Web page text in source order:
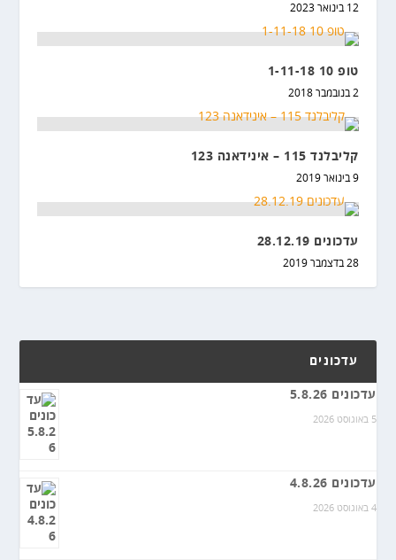
12 בינואר 2023
טופ 10 1-11-18
2 בנובמבר 2018
קליבלנד 115 – אינידאנה 123
9 בינואר 2019
עדכונים 28.12.19
28 בדצמבר 2019
עדכונים
עדכונים 5.8.26
5 באוגוסט 2026
עדכונים 4.8.26
4 באוגוסט 2026